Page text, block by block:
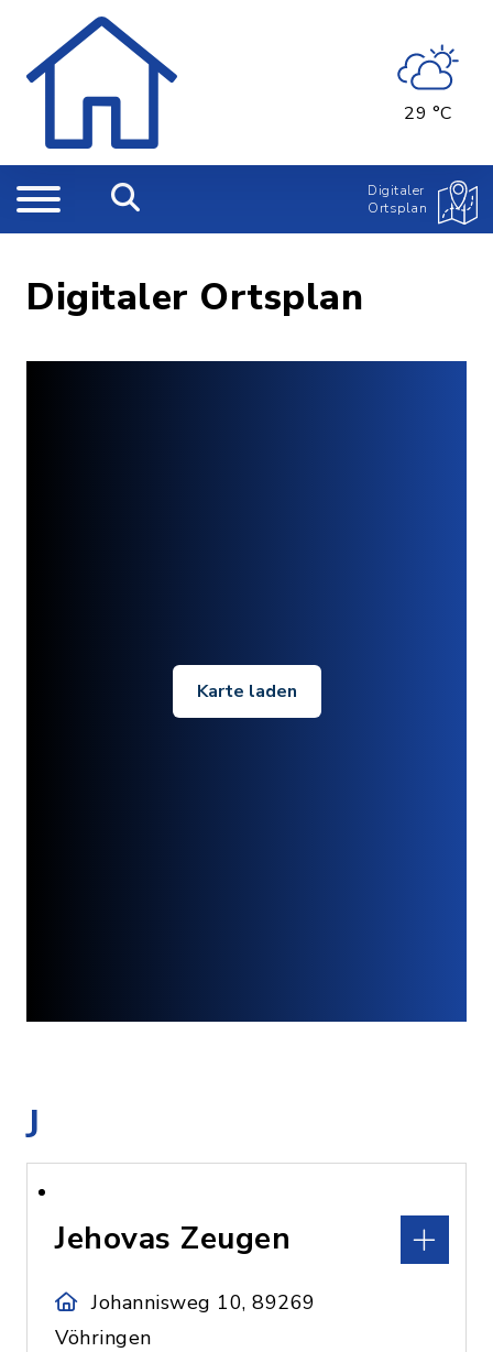
29 °C
Digitaler
Ortsplan
Digitaler Ortsplan
Karte laden
J
Jehovas Zeugen
Johannisweg 10, 89269
Vöhringen